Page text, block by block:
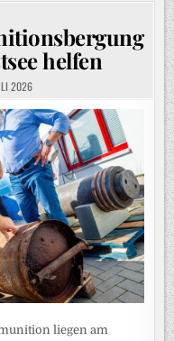
helfen
2026
liegen am